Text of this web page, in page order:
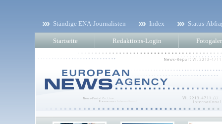
Ständige ENA-Journalisten Index Status-
Startseite Redaktions-Login